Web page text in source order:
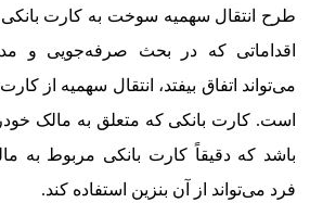
طرح انتقال سهمیه سوخت به کارت بانکی
اقداماتی که در بحث صرفه‌جویی
می‌تواند اتفاق بیفتد، انتقال سهمیه از
است. کارت بانکی که متعلق به مالک
باشد که دقیقاً کارت بانکی مربوط به
فرد می‌تواند از آن بنزین استفاده کند.